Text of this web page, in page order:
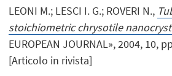
LEONI M.; LESCI I. G.; ROVERI N.,
stoichiometric chrysotile
EUROPEAN JOURNAL», 2004, 10,
[Articolo in rivista]